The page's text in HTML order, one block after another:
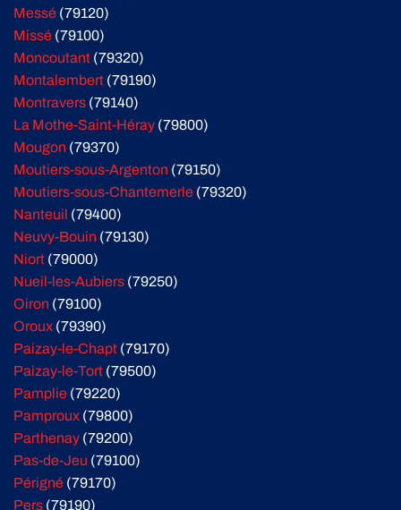
Messé (79120)
Missé (79100)
Moncoutant (79320)
Montalembert (79190)
Montravers (79140)
La Mothe-Saint-Héray (79800)
Mougon (79370)
Moutiers-sous-Argenton (79150)
Moutiers-sous-Chantemerle (79320)
Nanteuil (79400)
Neuvy-Bouin (79130)
Niort (79000)
Nueil-les-Aubiers (79250)
Oiron (79100)
Oroux (79390)
Paizay-le-Chapt (79170)
Paizay-le-Tort (79500)
Pamplie (79220)
Pamproux (79800)
Parthenay (79200)
Pas-de-Jeu (79100)
Périgné (79170)
Pers (79190)